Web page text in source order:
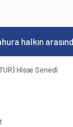
Hisse Senedi